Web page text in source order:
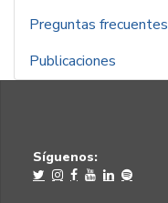
Preguntas frecuentes
Publicaciones
Síguenos: